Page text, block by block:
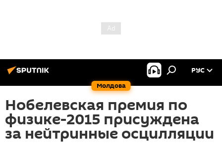
Молдова
РУС
Нобелевская премия по
физике-2015 присуждена
за нейтринные осцилляции